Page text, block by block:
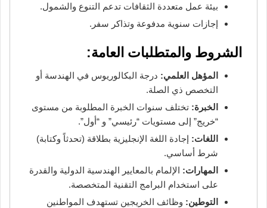
بيئة عمل متعددة الثقافات تدعم التنوع والشمول.
إجازات سنوية مدفوعة وتذاكر سفر.
الشروط والمتطلبات العامة:
المؤهل العلمي: درجة البكالوريوس في الهندسة أو
التخصص ذي الصلة.
الخبرة: تختلف سنوات الخبرة المطلوبة من مستوى
“خريج” إلى مستويات “رئيسي” و “أول”.
اللغات: إجادة اللغة الإنجليزية بطلاقة (تحدثاً وكتابة)
شرط أساسي.
المهارات: الإلمام بالمعايير الهندسية الدولية والقدرة
على استخدام البرامج التقنية المتخصصة.
التوطين: وظائف الخريجين تستهدف المواطنين